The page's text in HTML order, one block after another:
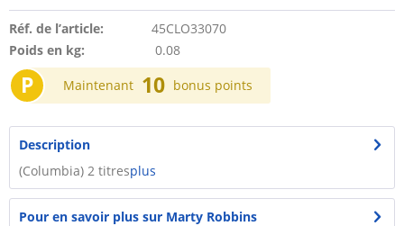
Réf. de l’article:
45CLO33070
Poids en kg:
0.08
P Maintenant 10 bonus points
Description
(Columbia) 2 titresplus
Pour en savoir plus sur Marty Robbins